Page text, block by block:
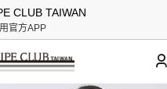
CLUB TAIWAN
官方APP